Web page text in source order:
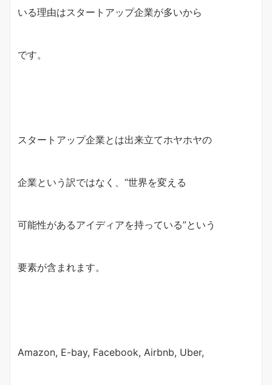
いる理由はスタートアップ企業が多いから
です。
スタートアップ企業とは出来立てホヤホヤの
企業という訳ではなく、“世界を変える
可能性があるアイディアを持っている”という
要素が含まれます。
Amazon, E-bay, Facebook, Airbnb, Uber,